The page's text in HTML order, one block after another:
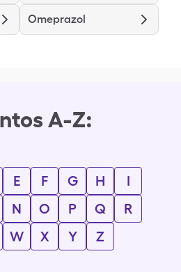
Omeprazol
A-Z:
E F G H
I
N O P Q
R
W X Y Z